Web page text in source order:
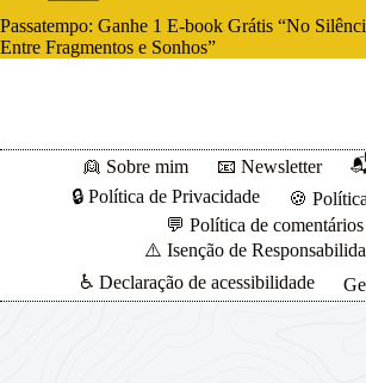
Passatempo: Ganhe 1 E-book Grátis “No
Entre Fragmentos e Sonhos”
👱 Sobre mim 📧 Newsletter
🔒 Política de Privacidade
🍪
💬 Política de comentários
⚠️ Isenção de
♿ Declaração de acessibilidade